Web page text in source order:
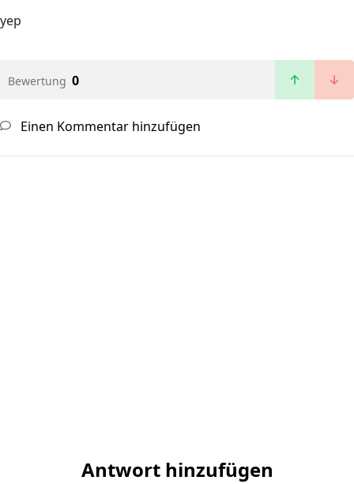
yep
Bewertung 0
Einen Kommentar hinzufügen
Antwort hinzufügen